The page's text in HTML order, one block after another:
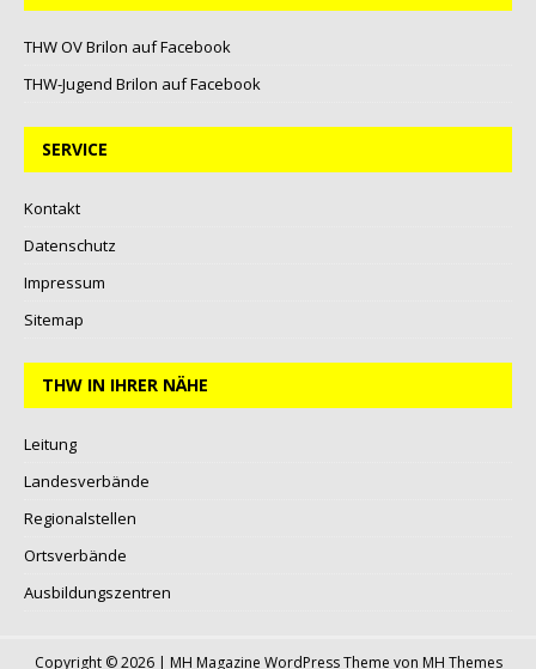
THW OV Brilon auf Facebook
THW-Jugend Brilon auf Facebook
SERVICE
Kontakt
Datenschutz
Impressum
Sitemap
THW IN IHRER NÄHE
Leitung
Landesverbände
Regionalstellen
Ortsverbände
Ausbildungszentren
Copyright © 2026 | MH Magazine WordPress Theme von MH Themes